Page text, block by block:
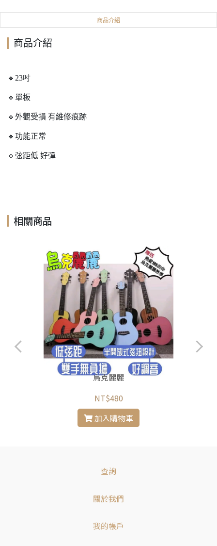
商品介紹
商品介紹
🔹23吋
🔹單板
🔹外觀受損 有維修痕跡
🔹功能正常
🔹弦距低 好彈
相關商品
烏克麗麗
NT$480
加入購物車
查詢
關於我們
我的帳戶